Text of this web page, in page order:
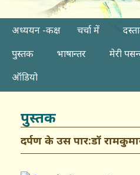
अध्ययन -कक्ष चर्चा में
पुस्तक
भाषान्तर मेरी
ऑडियो
पुस्तक
दर्पण के उस पार:डॉ